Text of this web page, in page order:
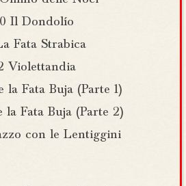
Il Dondolío
Fata Strabica
Violettandia
la Fata Buja (Parte 1)
la Fata Buja (Parte 2)
con le Lentiggini